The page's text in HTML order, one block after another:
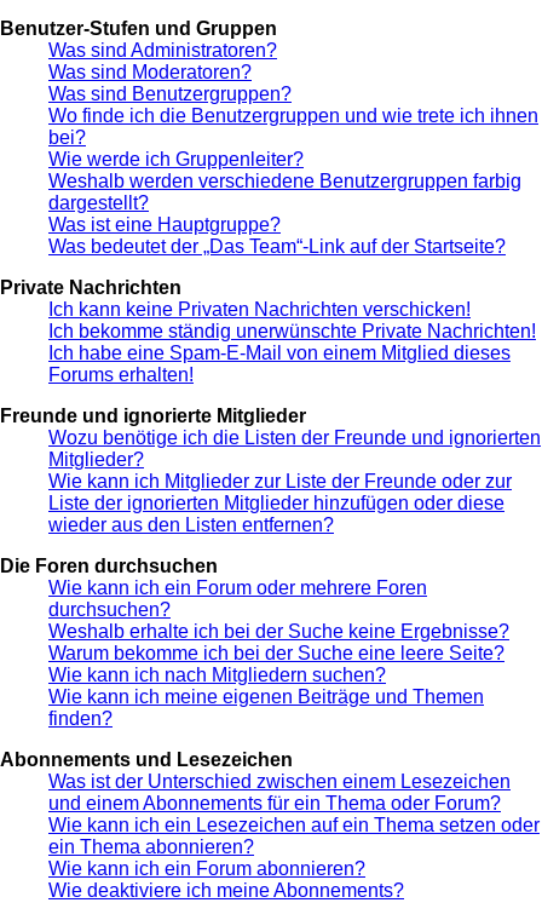
Benutzer-Stufen und Gruppen
Was sind Administratoren?
Was sind Moderatoren?
Was sind Benutzergruppen?
Wo finde ich die Benutzergruppen und wie trete ich ihnen
bei?
Wie werde ich Gruppenleiter?
Weshalb werden verschiedene Benutzergruppen farbig
dargestellt?
Was ist eine Hauptgruppe?
Was bedeutet der „Das Team“-Link auf der Startseite?
Private Nachrichten
Ich kann keine Privaten Nachrichten verschicken!
Ich bekomme ständig unerwünschte Private Nachrichten!
Ich habe eine Spam-E-Mail von einem Mitglied dieses
Forums erhalten!
Freunde und ignorierte Mitglieder
Wozu benötige ich die Listen der Freunde und ignorierten
Mitglieder?
Wie kann ich Mitglieder zur Liste der Freunde oder zur
Liste der ignorierten Mitglieder hinzufügen oder diese
wieder aus den Listen entfernen?
Die Foren durchsuchen
Wie kann ich ein Forum oder mehrere Foren
durchsuchen?
Weshalb erhalte ich bei der Suche keine Ergebnisse?
Warum bekomme ich bei der Suche eine leere Seite?
Wie kann ich nach Mitgliedern suchen?
Wie kann ich meine eigenen Beiträge und Themen
finden?
Abonnements und Lesezeichen
Was ist der Unterschied zwischen einem Lesezeichen
und einem Abonnements für ein Thema oder Forum?
Wie kann ich ein Lesezeichen auf ein Thema setzen oder
ein Thema abonnieren?
Wie kann ich ein Forum abonnieren?
Wie deaktiviere ich meine Abonnements?